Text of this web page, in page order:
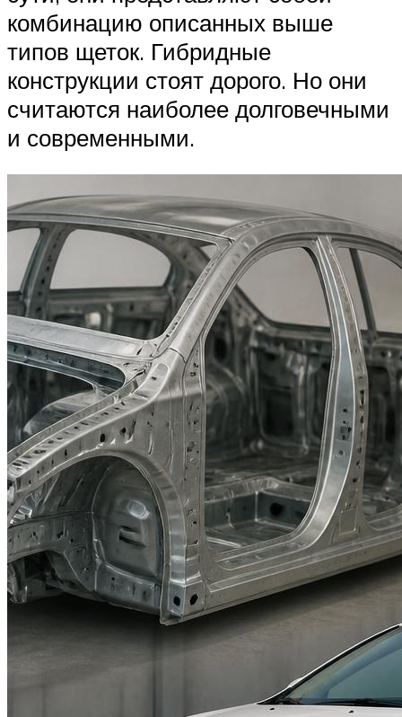
комбинацию описанных выше
типов щеток. Гибридные
конструкции стоят дорого. Но они
считаются наиболее долговечными
и современными.